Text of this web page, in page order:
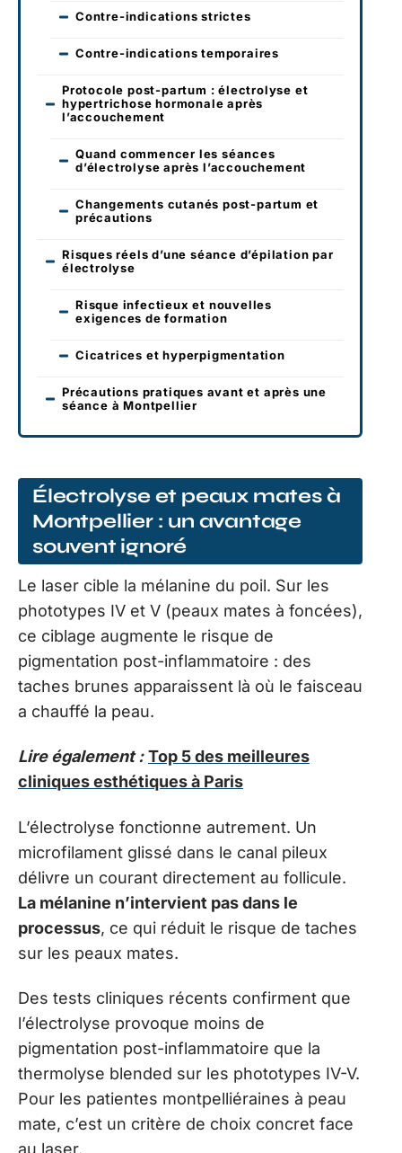
Contre-indications strictes
Contre-indications temporaires
Protocole post-partum : électrolyse et
hypertrichose hormonale après
l’accouchement
Quand commencer les séances
d’électrolyse après l’accouchement
Changements cutanés post-partum et
précautions
Risques réels d’une séance d’épilation par
électrolyse
Risque infectieux et nouvelles
exigences de formation
Cicatrices et hyperpigmentation
Précautions pratiques avant et après une
séance à Montpellier
Électrolyse et peaux mates à
Montpellier : un avantage
souvent ignoré
Le laser cible la mélanine du poil. Sur les
phototypes IV et V (peaux mates à foncées),
ce ciblage augmente le risque de
pigmentation post-inflammatoire : des
taches brunes apparaissent là où le faisceau
a chauffé la peau.
Lire également : Top 5 des meilleures
cliniques esthétiques à Paris
L’électrolyse fonctionne autrement. Un
microfilament glissé dans le canal pileux
délivre un courant directement au follicule.
La mélanine n’intervient pas dans le
processus, ce qui réduit le risque de taches
sur les peaux mates.
Des tests cliniques récents confirment que
l’électrolyse provoque moins de
pigmentation post-inflammatoire que la
thermolyse blended sur les phototypes IV-V.
Pour les patientes montpelliéraines à peau
mate, c’est un critère de choix concret face